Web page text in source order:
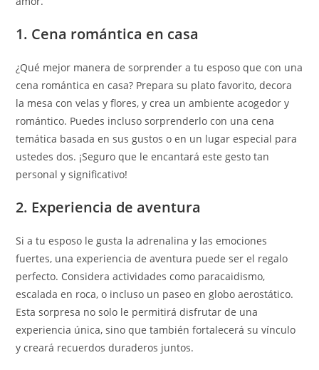
1. Cena romántica en casa
¿Qué mejor manera de sorprender a tu esposo que con una
cena romántica en casa? Prepara su plato favorito, decora
la mesa con velas y flores, y crea un ambiente acogedor y
romántico. Puedes incluso sorprenderlo con una cena
temática basada en sus gustos o en un lugar especial para
ustedes dos. ¡Seguro que le encantará este gesto tan
personal y significativo!
2. Experiencia de aventura
Si a tu esposo le gusta la adrenalina y las emociones
fuertes, una experiencia de aventura puede ser el regalo
perfecto. Considera actividades como paracaidismo,
escalada en roca, o incluso un paseo en globo aerostático.
Esta sorpresa no solo le permitirá disfrutar de una
experiencia única, sino que también fortalecerá su vínculo
y creará recuerdos duraderos juntos.